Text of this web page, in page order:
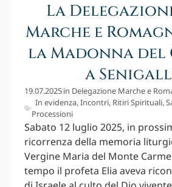
La
Marche e
la Madonna del
a
19.07.2025in Delegazione Marche e
In evidenza,Incontri, Ritiri Spirituali,
Processioni
Sabato 12 luglio 2025, in
ricorrenza della memoria
Vergine Maria del Monte
tempo il profeta Elia aveva